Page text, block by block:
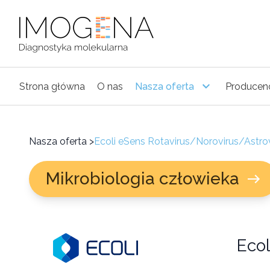
Strona główna O nas Nasza oferta
Nasza oferta >Ecoli eSens Rotavirus/Norovirus/
Mikrobiologia człowieka